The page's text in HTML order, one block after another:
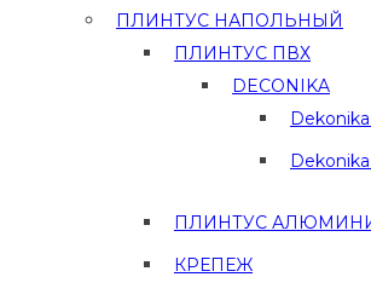
ПЛИНТУС НАПОЛЬНЫЙ
ПЛИНТУС ПВХ
DECONIKA
ПЛИНТУС
КРЕПЕЖ